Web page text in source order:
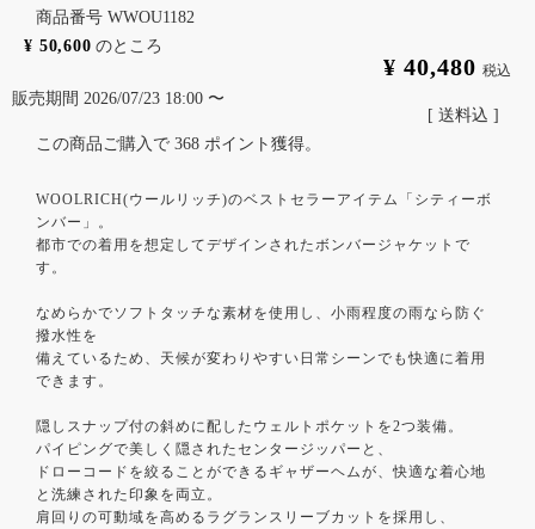
商品番号 WWOU1182
¥ 50,600 のところ
¥ 40,480 税込
販売期間 2026/07/23 18:00 〜
送料込
この商品ご購入で 368 ポイント獲得。
WOOLRICH(ウールリッチ)のベストセラーアイテム「シティーボ
ンバー」。
都市での着用を想定してデザインされたボンバージャケットで
す。
なめらかでソフトタッチな素材を使用し、小雨程度の雨なら防ぐ
撥水性を
備えているため、天候が変わりやすい日常シーンでも快適に着用
できます。
隠しスナップ付の斜めに配したウェルトポケットを2つ装備。
パイピングで美しく隠されたセンタージッパーと、
ドローコードを絞ることができるギャザーヘムが、快適な着心地
と洗練された印象を両立。
肩回りの可動域を高めるラグランスリーブカットを採用し、